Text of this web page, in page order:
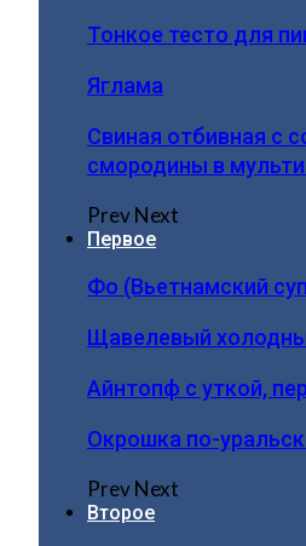
Тонкое тесто для
Яглама
Свиная отбивная с
смородины в
PrevNext
Первое
Фо (Вьетнамский
Щавелевый
Айнтопф с уткой,
Окрошка по-
PrevNext
Второе